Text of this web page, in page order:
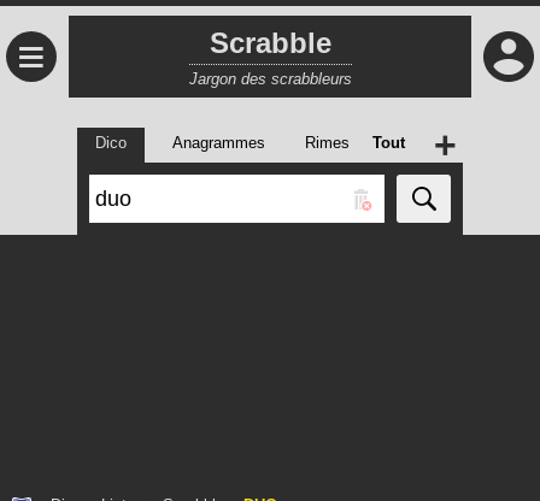
≡ Scrabble
Jargon des scrabbleurs
Dico Anagrammes Rimes Tout +